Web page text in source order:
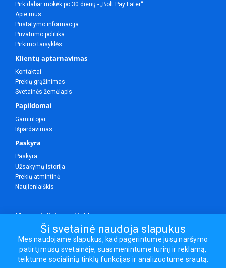
Pirk dabar mokėk po 30 dienų - „Bolt Pay Later“
Apie mus
Pristatymo informacija
Privatumo politika
Pirkimo taisyklės
Klientų aptarnavimas
Kontaktai
Prekių grąžinimas
Svetainės žemėlapis
Papildomai
Gamintojai
Išpardavimas
Paskyra
Paskyra
Užsakymų istorija
Prekių atmintinė
Naujienlaiškis
Mes socialiniuose tinkluose
Visos teisės saugomos.
Sporto ir laisvalaikio prekės, maisto papildai - erasportas.lt © 2026
Ši svetainė naudoja slapukus
Mes naudojame slapukus, kad pagerintume jūsų naršymo
patirtį mūsų svetainėje, suasmenintume turinį ir reklamą,
teiktume socialinių tinklų funkcijas ir analizuotume srautą.